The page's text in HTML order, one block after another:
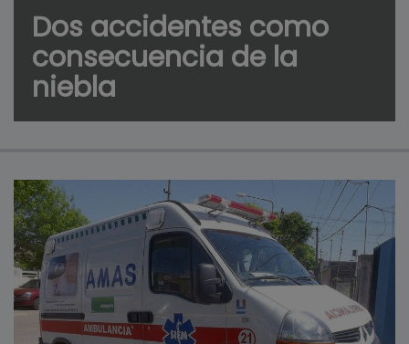
Dos accidentes como
consecuencia de la
niebla